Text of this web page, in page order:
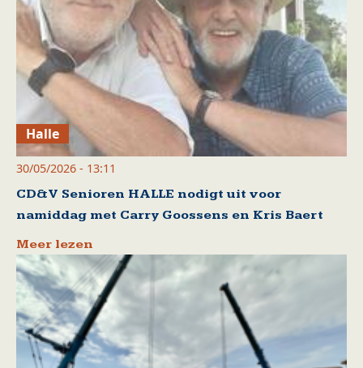
Halle
30/05/2026 - 13:11
CD&V Senioren HALLE nodigt uit voor
namiddag met Carry Goossens en Kris Baert
Meer lezen